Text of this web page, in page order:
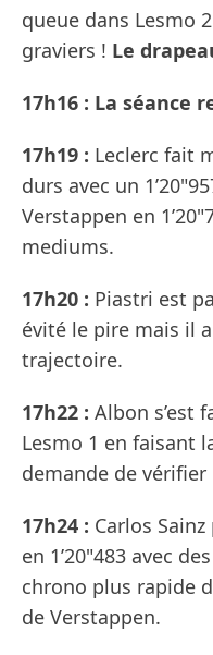
queue dans Lesmo
graviers ! Le
17h16 : La séance
17h19 : Leclerc fait
durs avec un
Verstappen en
mediums.
17h20 : Piastri est
évité le pire mais il
trajectoire.
17h22 : Albon s’est
Lesmo 1 en faisant
demande de vérifier
17h24 : Carlos
en 1’20"483 avec
chrono plus rapide
de Verstappen.